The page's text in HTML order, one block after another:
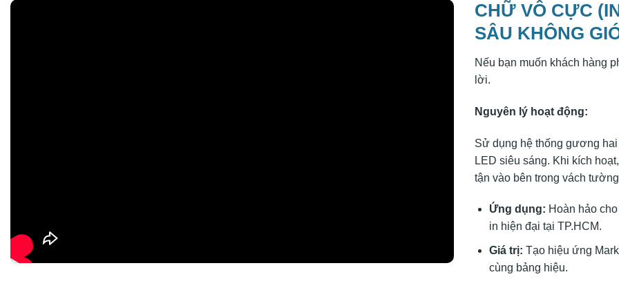
CHỮ VÔ CỰC
SÂU KHÔNG
Nếu bạn muốn khách hàng
lời.
Nguyên lý hoạt động:
Sử dụng hệ thống gương
LED siêu sáng. Khi kích
tận vào bên trong vách
Ứng dụng: Hoàn hảo
in hiện đại tại TP.HCM.
Giá trị: Tạo hiệu ứng
cùng bảng hiệu.